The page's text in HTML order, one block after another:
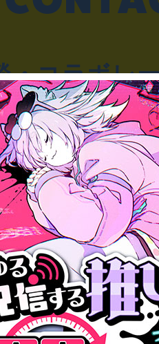
・コラボレ
のご質問や
せください
い合わせ
のお客様